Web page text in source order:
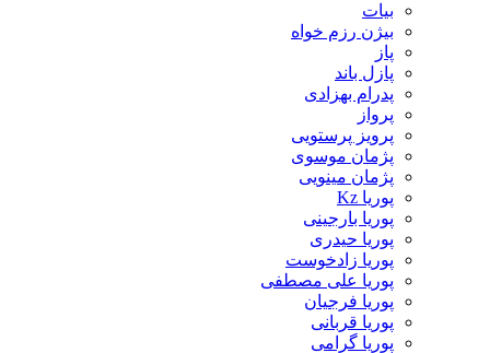
بیژن رزم خواه
پازل باند
پدرام بهزادی
پرویز پرستویی
پژمان موسوی
پژمان مینویی
پوریا بارجینی
پوریا حیدری
پوریا زادخوست
پوریا علی مصطفی
پوریا فرجیان
پوریا قربانی
پوریا گرامی